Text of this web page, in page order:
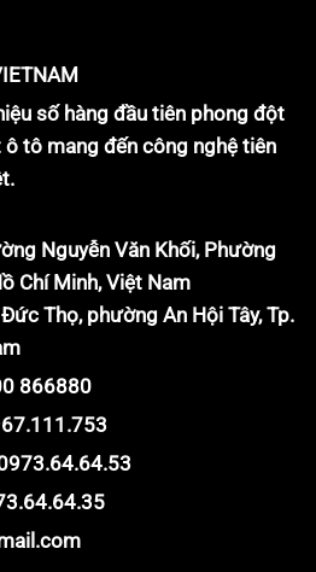
số hàng đầu tiên phong đột
tô mang đến công nghệ tiên
Nguyễn Văn Khối, Phường
Chí Minh, Việt Nam
Thọ, phường An Hội Tây, Tp.
866880